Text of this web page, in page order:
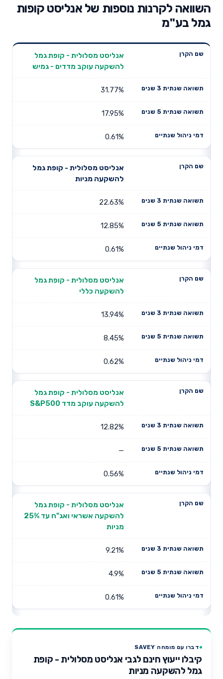
השוואה לקרנות נוספות של אנליסט קופות
גמל בע"מ
שנתית 3
תשואה
שנתית 5
דמי ניהול
שנתיים
אנליסט מסלולית - קופת גמל
להשקעה עוקב מדדים - גמיש
31.77%
17.95%
0.61%
אנליסט מסלולית - קופת גמל
להשקעה מניות
22.63%
12.85%
0.61%
אנליסט מסלולית - קופת גמל
להשקעה כללי
13.94%
8.45%
0.62%
אנליסט מסלולית - קופת גמל
להשקעה עוקב מדד S&P500
12.82%
—
0.56%
אנליסט מסלולית - קופת גמל
להשקעה אשראי ואג"ח עד 25%
מניות
9.21%
4.9%
0.61%
דברו עם מומחה SAVEY
קיבלו ייעוץ חינם לגבי אנליסט מסלולית - קופת
גמל להשקעה מניות